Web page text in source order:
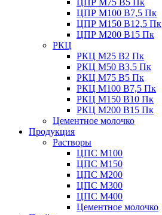
ЦПР М75 B5 Пк
ЦПР М100 B7,5 Пк
ЦПР М150 B12,5 Пк
ЦПР М200 B15 Пк
РКЦ
РКЦ М25 B2 Пк
РКЦ М50 В3,5 Пк
РКЦ М75 B5 Пк
РКЦ М100 B7,5 Пк
РКЦ М150 B10 Пк
РКЦ М200 B15 Пк
Цементное молочко
Продукция
Растворы
ЦПС М100
ЦПС М150
ЦПС М200
ЦПС М300
ЦПС М400
Цементное молочко